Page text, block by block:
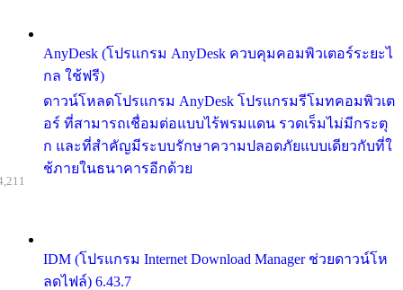
AnyDesk (โปรแกรม AnyDesk ควบคุมคอมพิวเตอร์ระยะไ
กล ใช้ฟรี)
ดาวน์โหลดโปรแกรม AnyDesk โปรแกรมรีโมทคอมพิวเต
อร์ ที่สามารถเชื่อมต่อแบบไร้พรมแดน รวดเร็มไม่มีกระตุ
ก และที่สำคัญมีระบบรักษาความปลอดภัยแบบเดียวกับที่ใ
ช้ภายในธนาคารอีกด้วย
IDM (โปรแกรม Internet Download Manager ช่วยดาวน์โห
ลดไฟล์) 6.43.7